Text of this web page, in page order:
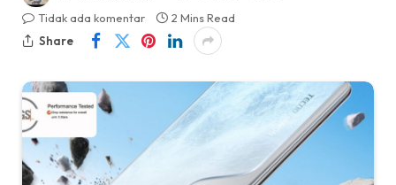
Tidak ada komentar
2 Mins Read
Share